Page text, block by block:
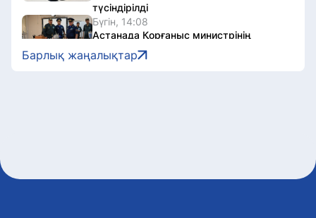
түсіндірілді
Бүгін, 14:08
Астанада Қорғаныс министрінің
орынбасары әскери колледждегі
қабылдау науқанын тексерді
Барлық жаңалықтар